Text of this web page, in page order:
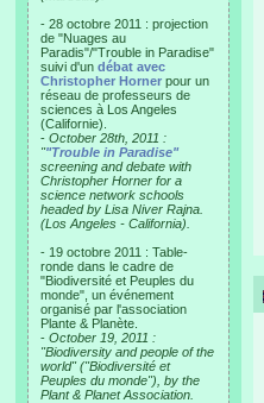
- 28 octobre 2011 : projection
de "Nuages au
Paradis"/"Trouble in Paradise"
suivi d'un débat avec
Christopher Horner pour un
réseau de professeurs de
sciences à Los Angeles
(Californie).
- October 28th, 2011 :
""Trouble in Paradise"
screening and debate with
Christopher Horner for a
science network schools
headed by Lisa Niver Rajna.
(Los Angeles - California).
- 19 octobre 2011 : Table-
ronde dans le cadre de
"Biodiversité et Peuples du
monde", un événement
organisé par l'association
Plante & Planète.
- October 19, 2011 :
"Biodiversity and people of the
world" ("Biodiversité et
Peuples du monde"), by the
Plant & Planet Association.